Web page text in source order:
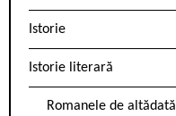
Istorie
Istorie literară
Romanele de altădată